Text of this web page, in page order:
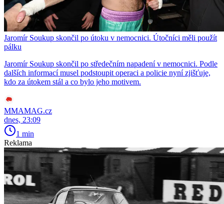
Jaromír Soukup skončil po útoku v nemocnici. Útočníci měli použít
pálku
Jaromír Soukup skončil po středečním napadení v nemocnici. Podle
dalších informací musel podstoupit operaci a policie nyní zjišťuje,
kdo za útokem stál a co bylo jeho motivem.
MMAMAG.cz
dnes, 23:09
1 min
Reklama